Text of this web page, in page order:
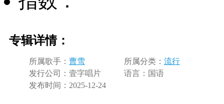
专辑详情：
所属歌手： 曹雪 所属分类： 流行
发行公司： 壹字唱片 语言： 国语
发布时间： 2025-12-24